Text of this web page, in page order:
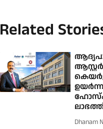
Related
ആസ്റ്റര്‍
കെയര്‍;
Dhanam